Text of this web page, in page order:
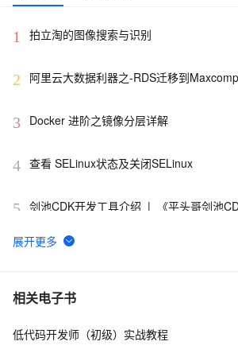
1 拍立淘的图像搜索与识别
2
阿里云大数据利器之-RDS迁移到
3 Docker 进阶之镜像分层详解
4 查看 SELinux状态及关闭SELinux
5 剑池CDK开发工具介绍  |  《平头哥剑池
6 WebAssembly 在 MOSN 中的实践 - 基础
7 userdel使用说明
8 自己看系统的“系统还原”
相关电子书
低代码开发师（初级）实战教程